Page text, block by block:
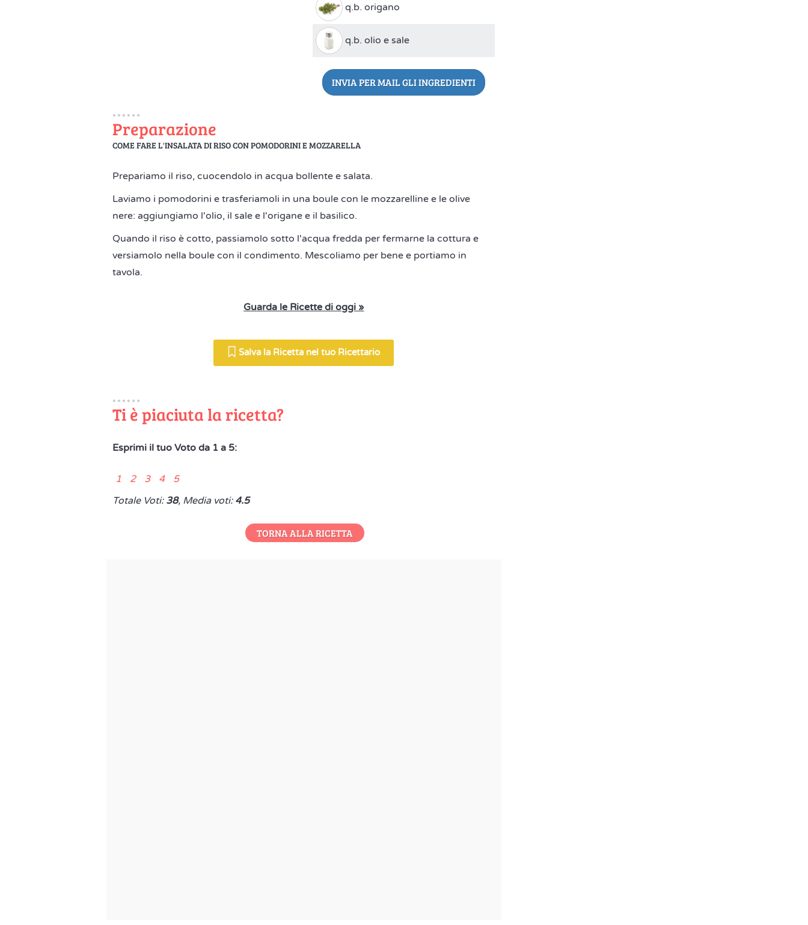
q.b. origano
q.b. olio e sale
INVIA PER MAIL GLI INGREDIENTI
Preparazione
COME FARE L'INSALATA DI RISO CON POMODORINI E MOZZARELLA
Prepariamo il riso, cuocendolo in acqua bollente e salata.
Laviamo i pomodorini e trasferiamoli in una boule con le mozzarelline e le olive
nere: aggiungiamo l'olio, il sale e l'origane e il basilico.
Quando il riso è cotto, passiamolo sotto l'acqua fredda per fermarne la cottura e
versiamolo nella boule con il condimento. Mescoliamo per bene e portiamo in
tavola.
Guarda le Ricette di oggi »
Salva la Ricetta nel tuo Ricettario
Ti è piaciuta la ricetta?
Esprimi il tuo Voto da 1 a 5:
1 2 3 4 5
Totale Voti: 38, Media voti: 4.5
TORNA ALLA RICETTA